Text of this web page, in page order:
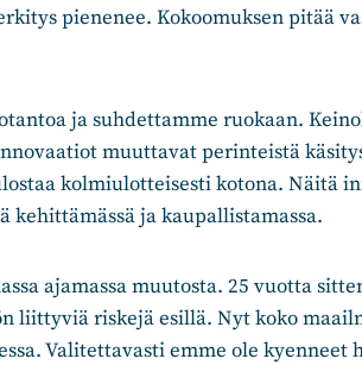
pienenee. Kokoomuksen pitää
ja suhdettamme ruokaan.
muuttavat perinteistä
kolmiulotteisesti kotona. Näitä
kehittämässä ja kaupallistamassa.
ajamassa muutosta. 25 vuotta
liittyviä riskejä esillä. Nyt koko
Valitettavasti emme ole kyenneet